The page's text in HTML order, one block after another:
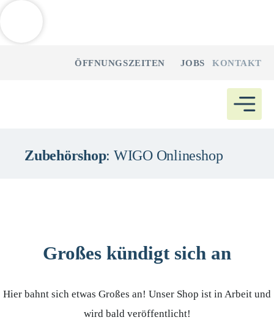
ÖFFNUNGSZEITEN JOBS KONTAKT
Zubehörshop: WIGO Onlineshop
Großes kündigt sich an
Hier bahnt sich etwas Großes an! Unser Shop ist in Arbeit und
wird bald veröffentlicht!